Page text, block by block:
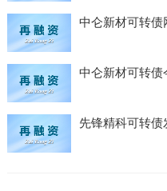
中仑新材可转债
中仑新材可转债
先锋精科可转债